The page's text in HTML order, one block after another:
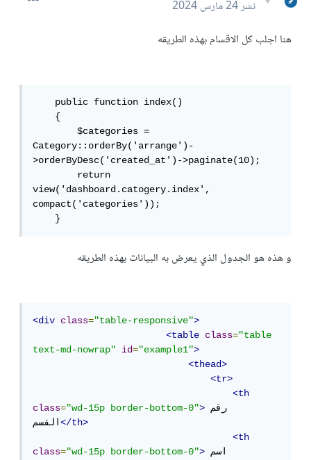
نشر24 مارس 2024
هنا اجلب كل الاقسام بهذه الطريقه
    public function index()
    {
        $categories =
Category::orderBy('arrange')-
>orderByDesc('created_at')->paginate(10);
        return
view('dashboard.catogery.index',
compact('categories'));
    }
و هذه هو الجدول الذي يعرض به البيانات بهذه الطريقه
<div class="table-responsive">
<table
class="table
text-md-nowrap"
id="example1">
<thead>
<tr>
<th
class="wd-15p border-bottom-0"> رقم
القسم</th>
<th
class="wd-15p border-bottom-0"> اسم